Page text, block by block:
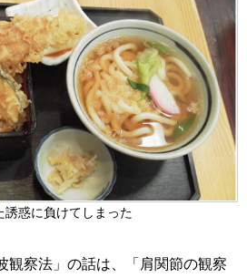
惑に負けてしまった
観察法」の話は、「肩関節の観察